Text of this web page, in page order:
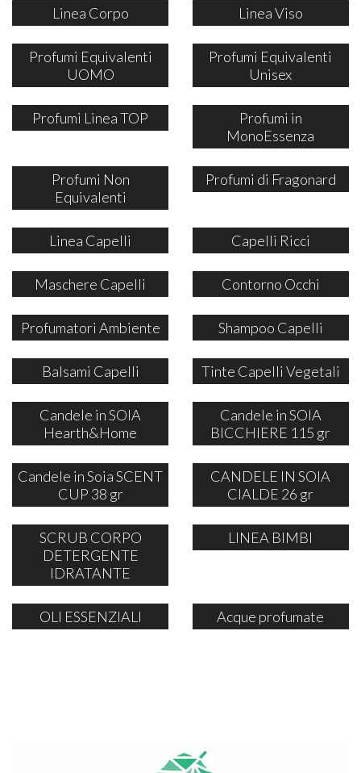
Linea Corpo Linea Viso
Profumi Equivalenti
UOMO
Profumi Equivalenti
Unisex
Profumi Linea TOP
Profumi in
MonoEssenza
Profumi Non
Equivalenti
Profumi di Fragonard
Linea Capelli Capelli Ricci
Maschere Capelli Contorno Occhi
Profumatori Ambiente Shampoo Capelli
Balsami Capelli Tinte Capelli Vegetali
Candele in SOIA
Hearth&Home
Candele in SOIA
BICCHIERE 115 gr
Candele in Soia SCENT
CUP 38 gr
CANDELE IN SOIA
CIALDE 26 gr
SCRUB CORPO
DETERGENTE
IDRATANTE
LINEA BIMBI
OLI ESSENZIALI Acque profumate